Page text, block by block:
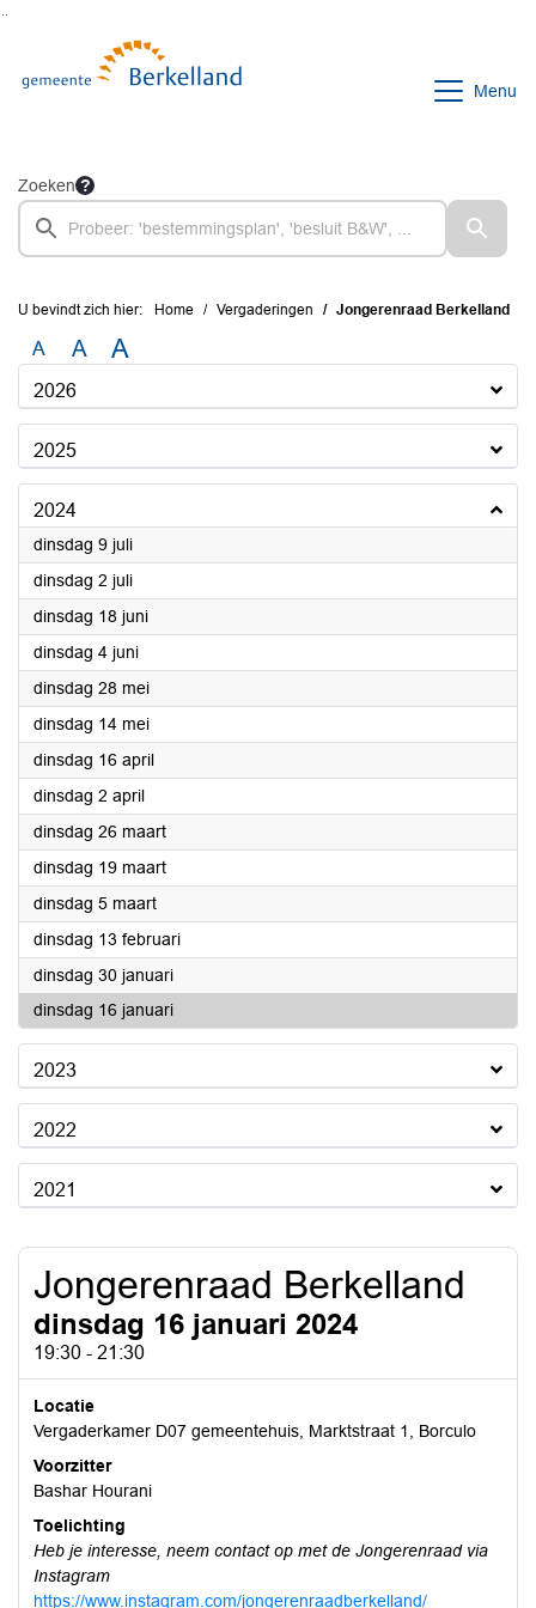
Menu
Zoeken
U bevindt zich hier: Home Vergaderingen Jongerenraad Berkelland
A A A
2026
2025
2024
dinsdag 9 juli2024
dinsdag 2 juli2024
dinsdag 18 juni2024
dinsdag 4 juni2024
dinsdag 28 mei2024
dinsdag 14 mei2024
dinsdag 16 april2024
dinsdag 2 april2024
dinsdag 26 maart2024
dinsdag 19 maart2024
dinsdag 5 maart2024
dinsdag 13 februari2024
dinsdag 30 januari2024
dinsdag 16 januari2024
2023
2022
2021
Jongerenraad Berkelland
dinsdag 16 januari 2024
19:30 - 21:30
Locatie
Vergaderkamer D07 gemeentehuis, Marktstraat 1, Borculo
Voorzitter
Bashar Hourani
Toelichting
Heb je interesse, neem contact op met de Jongerenraad via
Instagram
https://www.instagram.com/jongerenraadberkelland/